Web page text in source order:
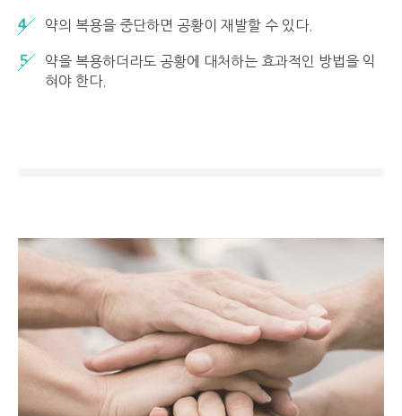
약의 복용을 중단하면 공황이 재발할 수 있다.
약을 복용하더라도 공황에 대처하는 효과적인 방법을 익
혀야 한다.